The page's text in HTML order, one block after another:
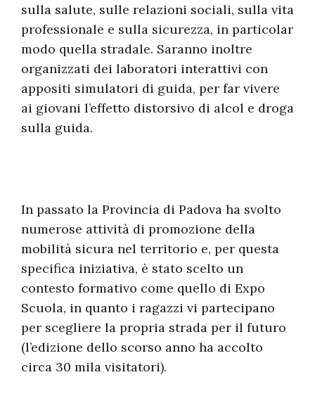
sulla salute, sulle relazioni sociali, sulla vita
professionale e sulla sicurezza, in particolar
modo quella stradale. Saranno inoltre
organizzati dei laboratori interattivi con
appositi simulatori di guida, per far vivere
ai giovani l’effetto distorsivo di alcol e droga
sulla guida.
In passato la Provincia di Padova ha svolto
numerose attività di promozione della
mobilità sicura nel territorio e, per questa
specifica iniziativa, è stato scelto un
contesto formativo come quello di Expo
Scuola, in quanto i ragazzi vi partecipano
per scegliere la propria strada per il futuro
(l’edizione dello scorso anno ha accolto
circa 30 mila visitatori).